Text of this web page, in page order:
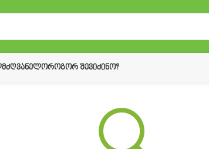
ᲠᲝᲒᲝᲠ ᲨᲔᲕᲘᲫᲘᲜᲝ?